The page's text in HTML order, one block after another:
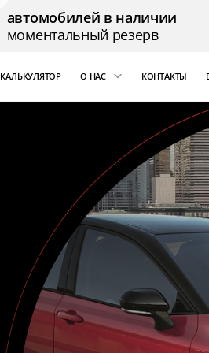
автомобилей в наличии
моментальный резерв
КАЛЬКУЛЯТОР О НАС
«Бизнес Кар
компаний России
Благодарственные
КОНТАКТЫ